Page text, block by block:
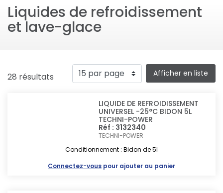
Liquides de refroidissement
et lave-glace
28 résultats Afficher en liste
LIQUIDE DE REFROIDISSEMENT
UNIVERSEL -25°C BIDON 5L
TECHNI-POWER
Réf : 3132340
TECHNI-POWER
Conditionnement : Bidon de 5l
Connectez-vous pour ajouter au panier